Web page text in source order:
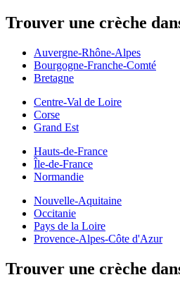
Trouver une crèche
Auvergne-Rhône-Alpes
Bourgogne-Franche-Comté
Bretagne
Centre-Val de Loire
Corse
Grand Est
Hauts-de-France
Île-de-France
Normandie
Nouvelle-Aquitaine
Occitanie
Pays de la Loire
Provence-Alpes-Côte d'Azur
Trouver une crèche